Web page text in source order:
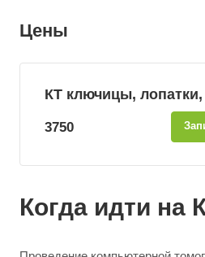
Цены
КТ ключицы,
3750
Когда идти на